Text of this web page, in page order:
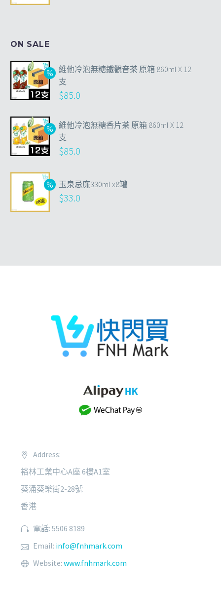
ON SALE
維他冷泡無糖鐵觀音茶 原箱 860ml X 12
支
$85.0
維他冷泡無糖香片茶 原箱 860ml X 12
支
$85.0
玉泉忌廉330ml x8罐
$33.0
Address:
裕林工業中心A座 6樓A1室
葵涌葵樂街2-28號
香港
電話: 5506 8189
Email: info@fnhmark.com
Website: www.fnhmark.com